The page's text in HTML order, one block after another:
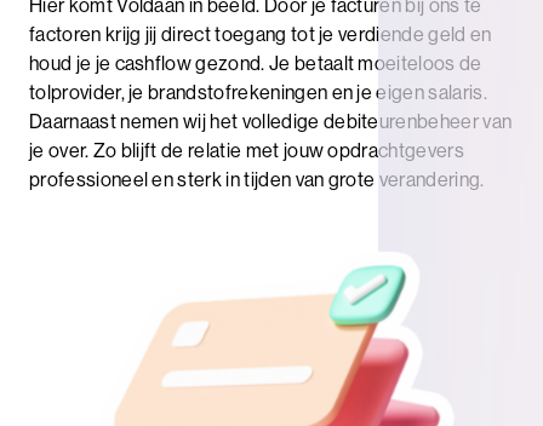
Hier komt Voldaan in beeld. Door je facturen bij ons te
factoren krijg jij direct toegang tot je verdiende geld en
houd je je cashflow gezond. Je betaalt moeiteloos de
tolprovider, je brandstofrekeningen en je eigen salaris.
Daarnaast nemen wij het volledige debiteurenbeheer van
je over. Zo blijft de relatie met jouw opdrachtgevers
professioneel en sterk in tijden van grote verandering.